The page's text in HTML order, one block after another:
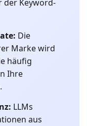
der Keyword-
Die
Marke wird
häufig
Ihre
LLMs
aus